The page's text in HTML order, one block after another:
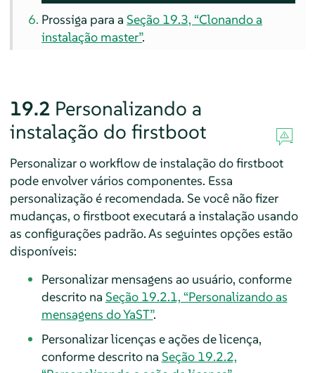
Prossiga para aSeção 19.3, “Clonando a
instalação master”.
19.2 Personalizando a
instalação do firstboot
Personalizar o workflow de instalação do firstboot
pode envolver vários componentes. Essa
personalização é recomendada. Se você não fizer
mudanças, o firstboot executará a instalação usando
as configurações padrão. As seguintes opções estão
disponíveis:
Personalizar mensagens ao usuário, conforme
descrito na Seção 19.2.1, “Personalizando as
mensagens do YaST”.
Personalizar licenças e ações de licença,
conforme descrito na Seção 19.2.2,